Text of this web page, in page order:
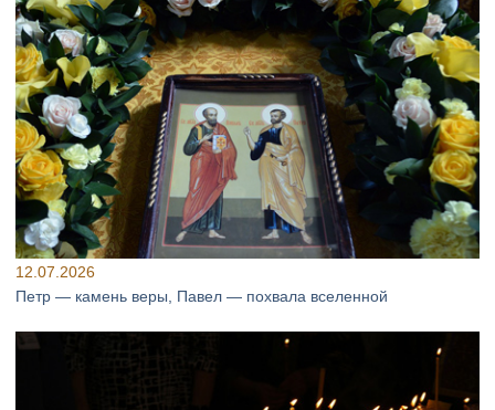
12.07.2026
Петр — камень веры, Павел — похвала вселенной